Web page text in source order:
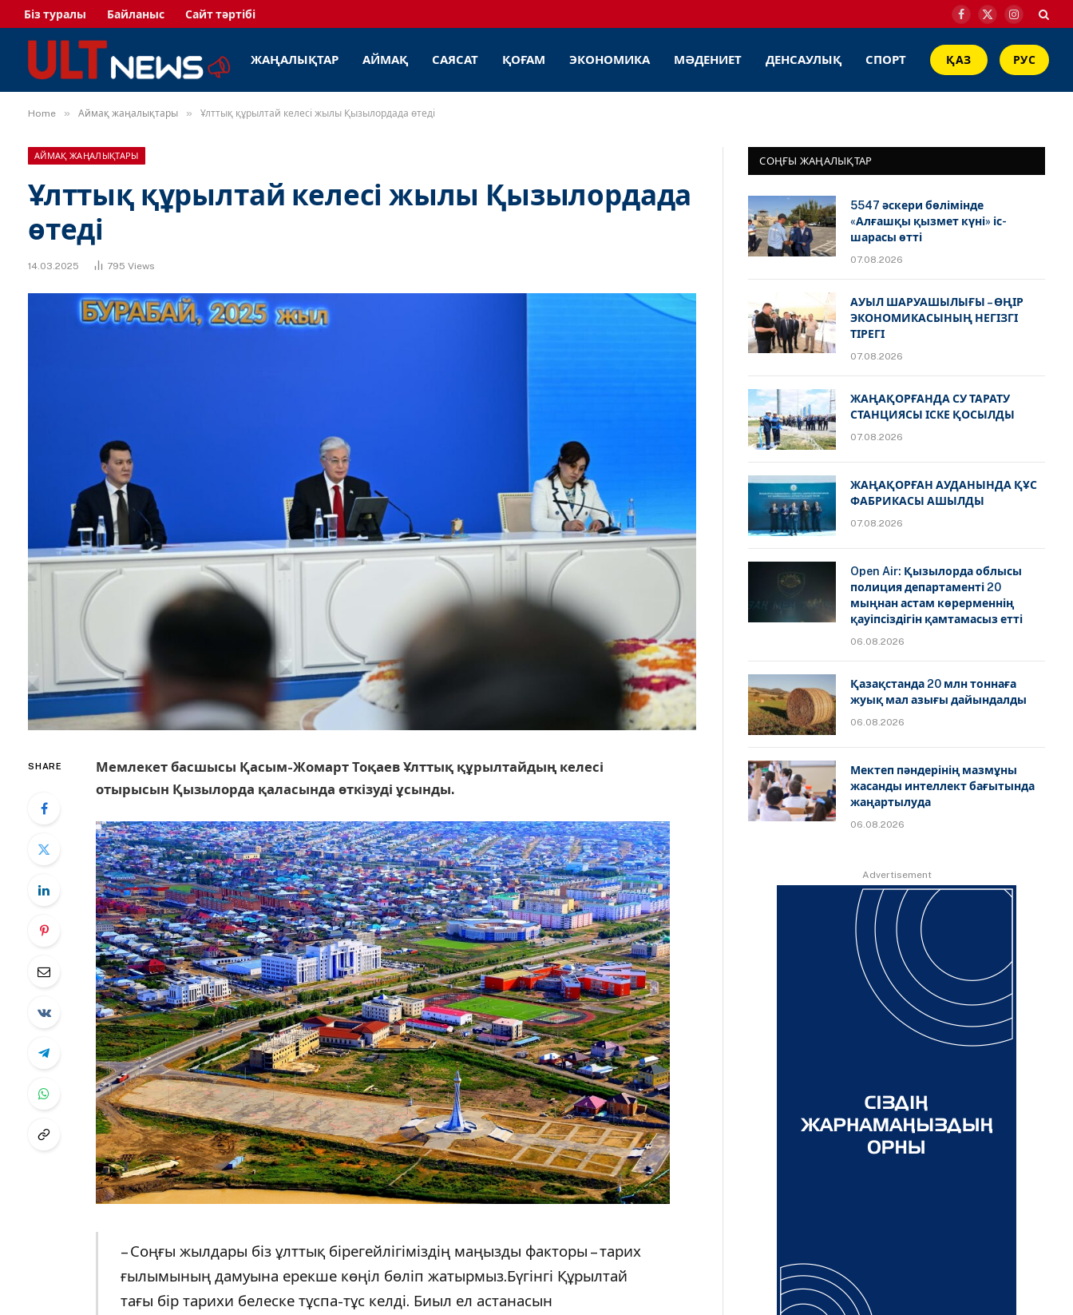
Біз туралы Байланыс Сайт тәртібі
Facebook
X
Instagram
ЖАҢАЛЫҚТАР АЙМАҚ САЯСАТ ҚОҒАМ ЭКОНОМИКА МӘДЕНИЕТ ДЕНСАУЛЫҚ СПОРТ ҚАЗ РУС
Home » Аймақ жаңалықтары » Ұлттық құрылтай келесі жылы Қызылордада өтеді
АЙМАҚ ЖАҢАЛЫҚТАРЫ
Ұлттық құрылтай келесі жылы Қызылордада
өтеді
14.03.2025 795 Views
SHARE
Мемлекет басшысы Қасым-Жомарт Тоқаев Ұлттық құрылтайдың келесі
отырысын Қызылорда қаласында өткізуді ұсынды.
– Соңғы жылдары біз ұлттық бірегейлігіміздің маңызды факторы – тарих
ғылымының дамуына ерекше көңіл бөліп жатырмыз.Бүгінгі Құрылтай
тағы бір тарихи белеске тұспа-тұс келді. Биыл ел астанасын
СОҢҒЫ ЖАҢАЛЫҚТАР
5547 әскери бөлімінде
«Алғашқы қызмет күні» іс-
шарасы өтті
07.08.2026
АУЫЛ ШАРУАШЫЛЫҒЫ – ӨҢІР
ЭКОНОМИКАСЫНЫҢ НЕГІЗГІ
ТІРЕГІ
07.08.2026
ЖАҢАҚОРҒАНДА СУ ТАРАТУ
СТАНЦИЯСЫ ІСКЕ ҚОСЫЛДЫ
07.08.2026
ЖАҢАҚОРҒАН АУДАНЫНДА ҚҰС
ФАБРИКАСЫ АШЫЛДЫ
07.08.2026
Open Air: Қызылорда облысы
полиция департаменті 20
мыңнан астам көрерменнің
қауіпсіздігін қамтамасыз етті
06.08.2026
Қазақстанда 20 млн тоннаға
жуық мал азығы дайындалды
06.08.2026
Мектеп пәндерінің мазмұны
жасанды интеллект бағытында
жаңартылуда
06.08.2026
Advertisement